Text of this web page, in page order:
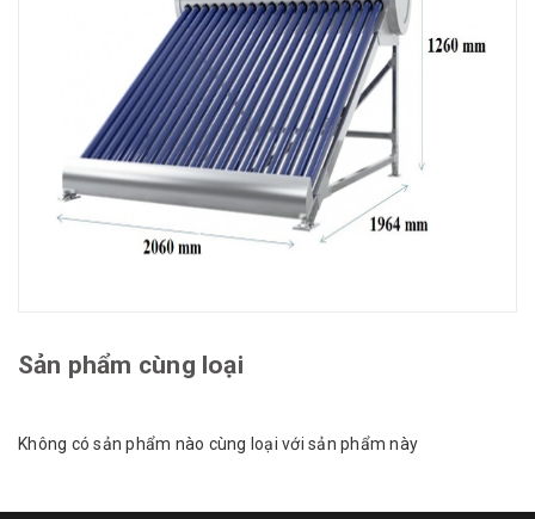
Sản phẩm cùng loại
Không có sản phẩm nào cùng loại với sản phẩm này